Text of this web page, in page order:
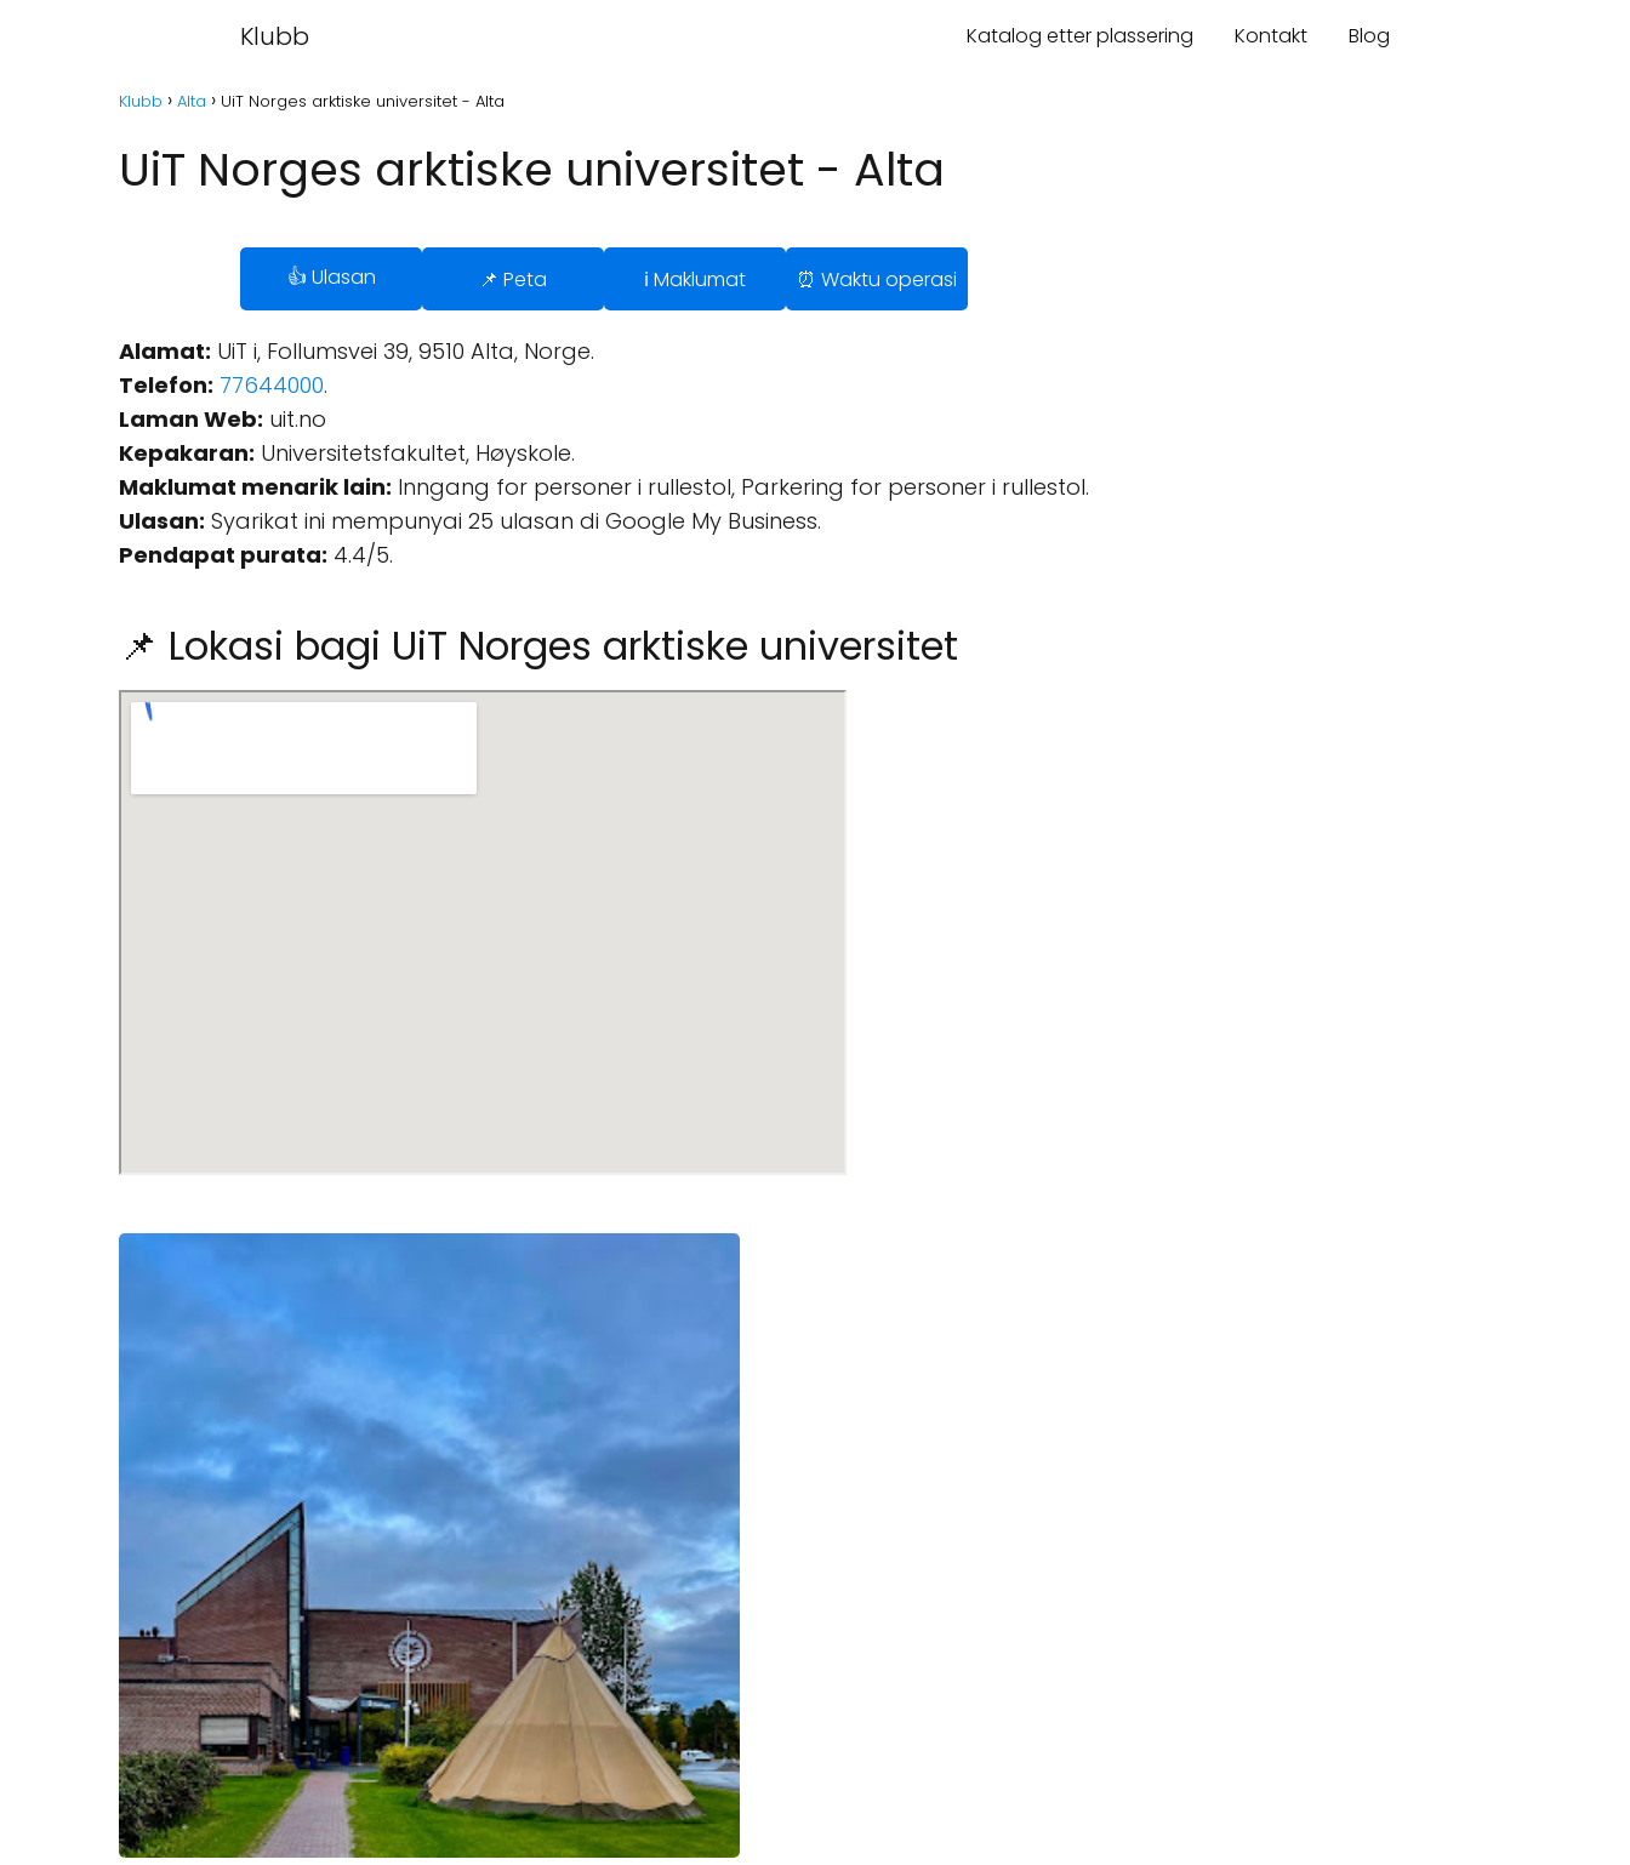
Klubb Katalog etter plassering Kontakt Blog
Klubb Alta UiT Norges arktiske universitet - Alta
UiT Norges arktiske universitet - Alta
👍 Ulasan 📌 Peta ℹ️ Maklumat ⏰ Waktu operasi
Alamat: UiT i, Follumsvei 39, 9510 Alta, Norge.
Telefon: 77644000.
Laman Web: uit.no
Kepakaran: Universitetsfakultet, Høyskole.
Maklumat menarik lain: Inngang for personer i rullestol, Parkering for personer i rullestol.
Ulasan: Syarikat ini mempunyai 25 ulasan di Google My Business.
Pendapat purata: 4.4/5.
📌 Lokasi bagi UiT Norges arktiske universitet